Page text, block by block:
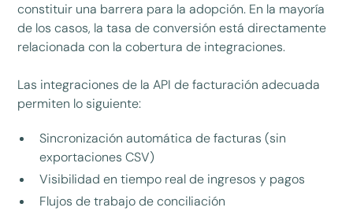
constituir una barrera para la adopción. En la mayoría
de los casos, la tasa de conversión está directamente
relacionada con la cobertura de integraciones.
Las integraciones de la API de facturación adecuada
permiten lo siguiente:
Sincronización automática de facturas (sin
exportaciones CSV)
Visibilidad en tiempo real de ingresos y pagos
Flujos de trabajo de conciliación